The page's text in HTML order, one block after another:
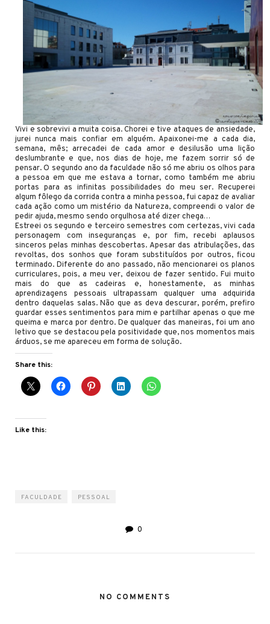
Vivi e sobrevivi a muita coisa. Chorei e tive ataques de ansiedade,
jurei nunca mais confiar em alguém. Apaixonei-me a cada dia,
semana, mês; arrecadei de cada amor e desilusão uma lição
deslumbrante e que, nos dias de hoje, me fazem sorrir só de
pensar. O segundo ano da faculdade não só me abriu os olhos para
a pessoa em que me estava a tornar, como também me abriu
portas para as infinitas possibilidades do meu ser. Recuperei
algum fôlego da corrida contra a minha pessoa, fui capaz de avaliar
cada ação como um mistério da Natureza, compreendi o valor de
pedir ajuda, mesmo sendo orgulhosa até dizer chega…
Estreei os segundo e terceiro semestres com certezas, vivi cada
personagem com inseguranças e, por fim, recebi aplausos
sinceros pelas minhas descobertas. Apesar das atribulações, das
revoltas, dos sonhos que foram substituídos por outros, ficou
terminado. Diferente do ano passado, não mencionarei os planos
curriculares, pois, a meu ver, deixou de fazer sentido. Fui muito
mais do que as cadeiras e, honestamente, as minhas
aprendizagens pessoais ultrapassam qualquer uma adquirida
dentro daquelas salas. Não que as deva descurar, porém, prefiro
guardar esses sentimentos para mim e partilhar apenas o que me
queima e marca por dentro. De qualquer das maneiras, foi um ano
letivo que se destacou pela positividade que, nos momentos mais
árduos, se me apareceu em forma de solução.
Share this:
Like this:
FACULDADE PESSOAL
0
NO COMMENTS